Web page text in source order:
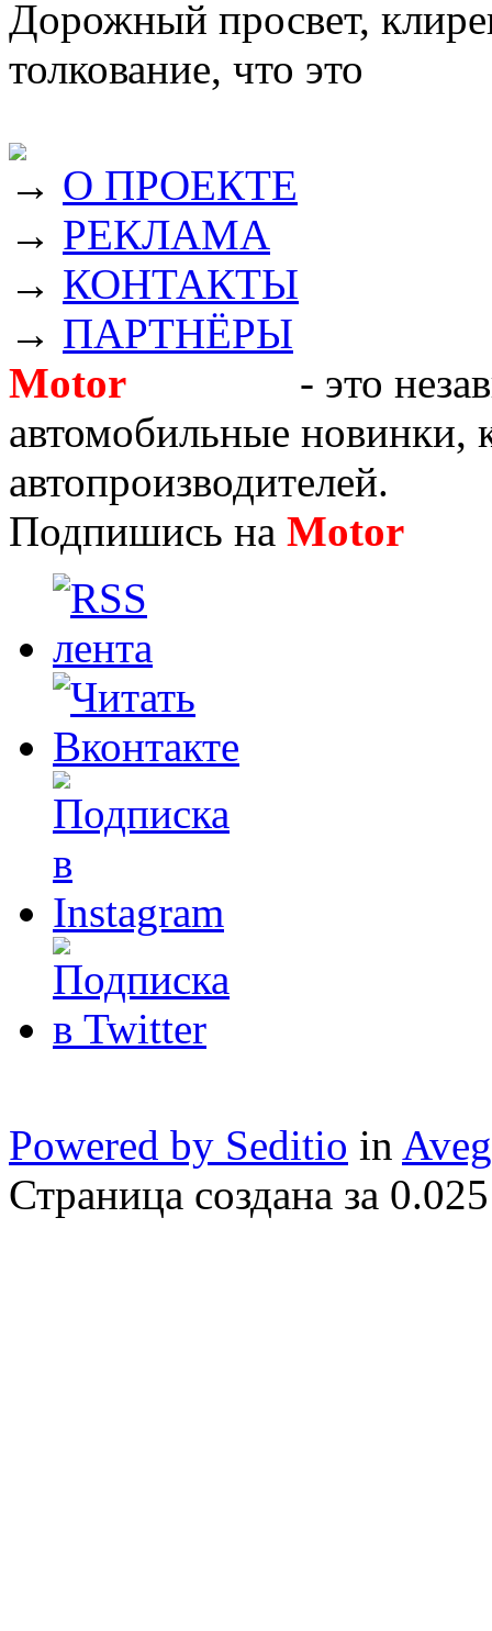
Дорожный просвет,
толкование, что это
→ О ПРОЕКТЕ
→ РЕКЛАМА
→ КОНТАКТЫ
→ ПАРТНЁРЫ
Motor
- это
автомобильные новинки,
автопроизводителей.
Подпишись на Motor
Powered by Seditio in
Страница создана за